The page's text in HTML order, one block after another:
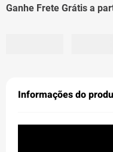
Ganhe Frete Grátis a
Informações do